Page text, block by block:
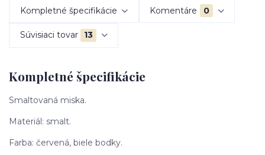
Kompletné špecifikácie Komentáre 0
Súvisiaci tovar 13
Kompletné špecifikácie
Smaltovaná miska.
Materiál: smalt.
Farba: červená, biele bodky.